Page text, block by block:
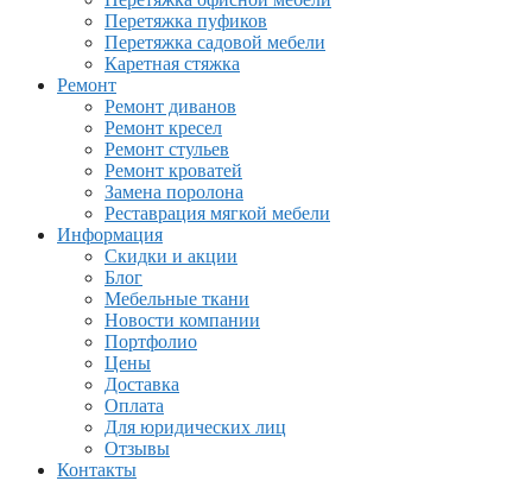
Перетяжка пуфиков
Перетяжка садовой мебели
Каретная стяжка
Ремонт
Ремонт диванов
Ремонт кресел
Ремонт стульев
Ремонт кроватей
Замена поролона
Реставрация мягкой мебели
Информация
Скидки и акции
Блог
Мебельные ткани
Новости компании
Портфолио
Цены
Доставка
Оплата
Для юридических лиц
Отзывы
Контакты